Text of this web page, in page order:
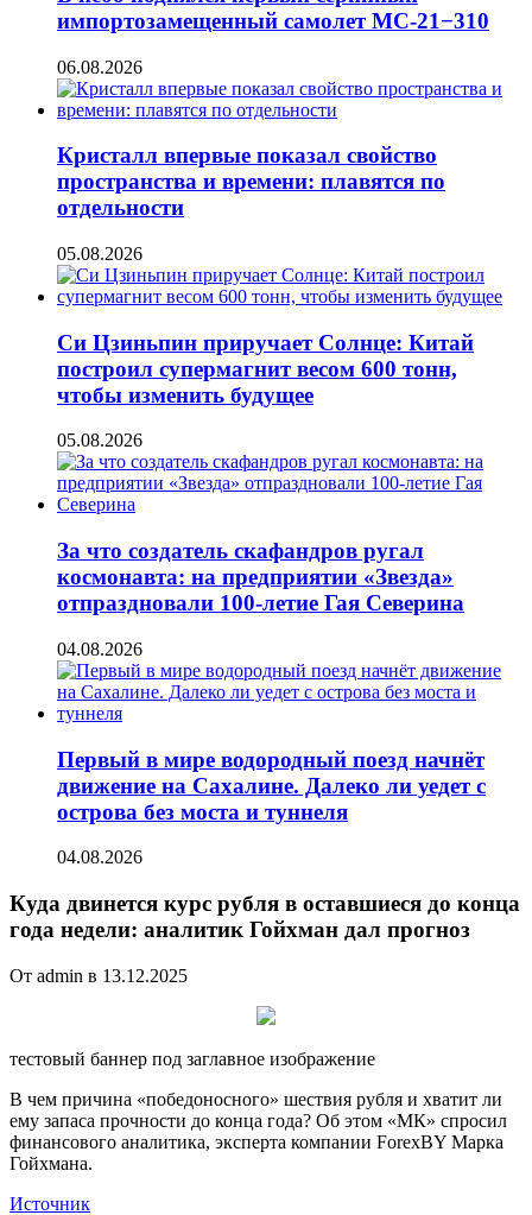
импортозамещенный самолет МС-21−310
06.08.2026
Кристалл впервые показал свойство
пространства и времени: плавятся по
отдельности
05.08.2026
Си Цзиньпин приручает Солнце: Китай
построил супермагнит весом 600 тонн,
чтобы изменить будущее
05.08.2026
За что создатель скафандров ругал
космонавта: на предприятии «Звезда»
отпраздновали 100-летие Гая Северина
04.08.2026
Первый в мире водородный поезд начнёт
движение на Сахалине. Далеко ли уедет с
острова без моста и туннеля
04.08.2026
Куда двинется курс рубля в оставшиеся до конца
года недели: аналитик Гойхман дал прогноз
От admin в 13.12.2025
тестовый баннер под заглавное изображение
В чем причина «победоносного» шествия рубля и хватит ли
ему запаса прочности до конца года? Об этом «МК» спросил
финансового аналитика, эксперта компании ForexBY Марка
Гойхмана.
Источник